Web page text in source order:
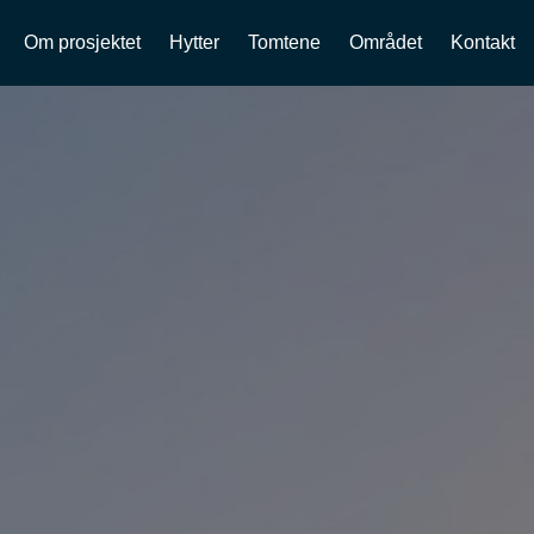
Om prosjektet Hytter Tomtene Området Kontakt